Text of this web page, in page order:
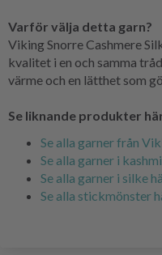
Varför välja detta garn?
Viking Snorre Cashmere
kvalitet i en och samma
värme och en lätthet som
Se liknande produkter
Se alla garner från
Se alla garner i
Se alla garner i silke
Se alla stickmönster